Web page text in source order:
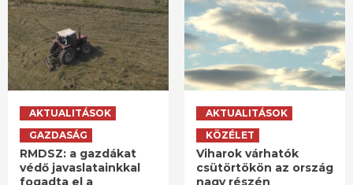
AKTUALITÁSOK
GAZDASÁG
RMDSZ: a gazdákat
védő javaslatainkkal
AKTUALITÁSOK
KÖZÉLET
Viharok várhatók
csütörtökön az ország